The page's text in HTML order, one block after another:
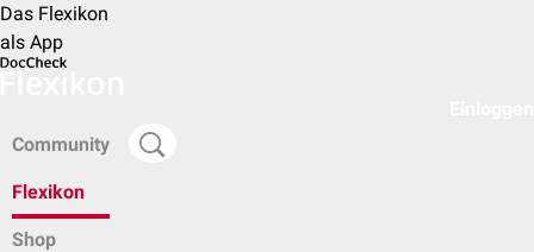
Das Flexikon
als App
Community
Flexikon
Shop